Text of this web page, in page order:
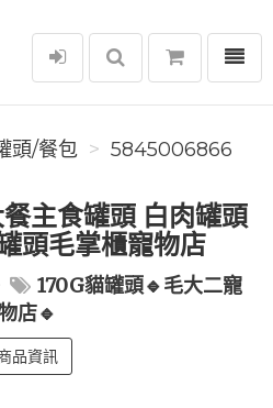
選單
頭/餐包 5845006866
主食罐頭 白肉罐頭
頭毛掌櫃寵物店
170G貓罐頭🔹毛大二寵
店🔹
品資訊